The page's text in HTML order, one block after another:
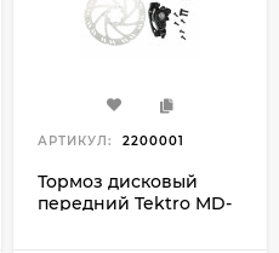
АРТИКУЛ: 2200001
Тормоз дисковый
передний Tektro MD-